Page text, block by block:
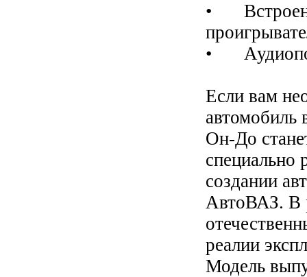
•
•
Если вам
автомобиль
Он-До
специально
создании
АвтоВАЗ. В
реалии
Модель